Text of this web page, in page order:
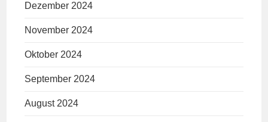
Dezember 2024
November 2024
Oktober 2024
September 2024
August 2024